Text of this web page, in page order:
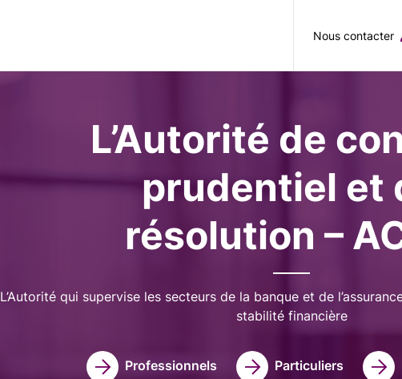
Nous contacter
L’Autorité de
prudentiel et
résolution –
L’Autorité qui supervise les secteurs de la banque et de
stabilité financière
Professionnels Particuliers